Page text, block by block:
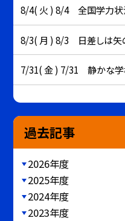
8/4( 火 ) 8/4 全国学力状
8/3( 月 ) 8/3 日差しは矢
7/31( 金 ) 7/31 静かな
過去記事
2026年度
2025年度
2024年度
2023年度